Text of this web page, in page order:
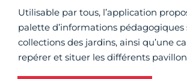
Utilisable par tous, l’application
palette d’informations pédagogiques
collections des jardins, ainsi qu’une
repérer et situer les différents